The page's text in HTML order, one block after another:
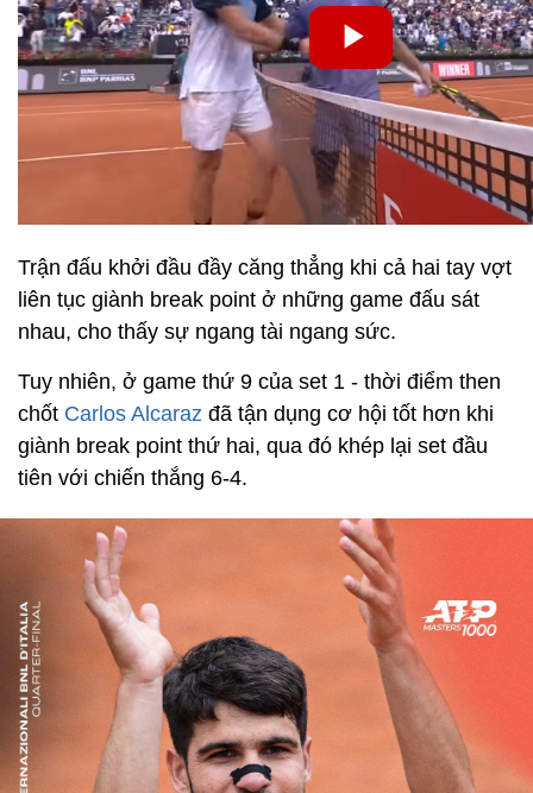
Trận đấu khởi đầu đầy căng thẳng khi cả hai tay vợt
liên tục giành break point ở những game đấu sát
nhau, cho thấy sự ngang tài ngang sức.
Tuy nhiên, ở game thứ 9 của set 1 - thời điểm then
chốt Carlos Alcaraz đã tận dụng cơ hội tốt hơn khi
giành break point thứ hai, qua đó khép lại set đầu
tiên với chiến thắng 6-4.